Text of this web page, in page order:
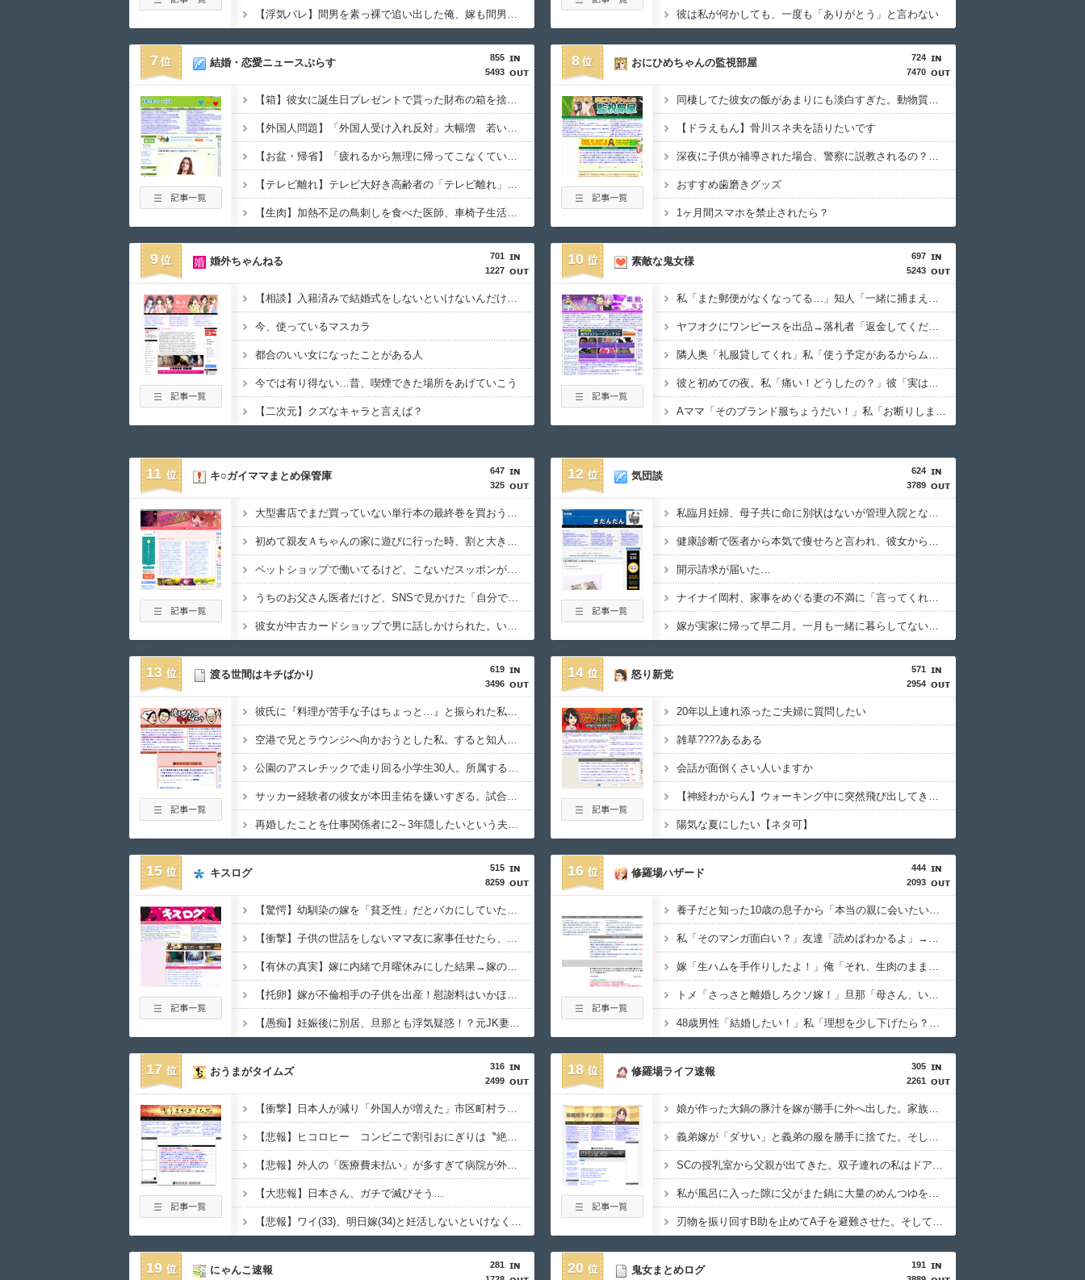
【浮気バレ】間男を素っ裸で追い出した俺、嫁も間男も大混乱→結果wwww 彼は私が何かしても、一度も「ありがとう」と言わない
7
855
5493
結婚・恋愛ニュースぷらす
【箱】彼女に誕生日プレゼントで貰った財布の箱を捨てたらブチギレられたんだが
【外国人問題】「外国人受け入れ反対」大幅増 若い世代で多く
【お盆・帰省】「疲れるから無理に帰ってこなくていい」迎える親のSNS本音に「寂しい」「親孝行だと思っていたのに」
【テレビ離れ】テレビ大好き高齢者の「テレビ離れ」も始まる 60代・70代も視聴者が減少
【生肉】加熱不足の鳥刺しを食べた医師、車椅子生活に… 「避けられたリスクだった」
8
724
7470
おにひめちゃんの監視部屋
同棲してた彼女の飯があまりにも淡白すぎた。動物質性のものが足りず、バリバリの体育会系の俺にはカローも足りない。仕方がないから自分で飯を作ると…
【ドラえもん】骨川スネ夫を語りたいです
深夜に子供が補導された場合、警察に説教されるの？その時は毅然とした態度で「保護者として必要な行動はとっていた」or「ご迷惑おかけてしてすみません」どちらが正
おすすめ歯磨きグッズ
1ヶ月間スマホを禁止されたら？
9
701
1227
婚外ちゃんねる
【相談】入籍済みで結婚式をしないといけないんだけどいつしようか、どこでしようか迷ってる。余裕もないし再婚なのでさっさと出産したいけど妊娠中は避けた方がいいよ
今、使っているマスカラ
都合のいい女になったことがある人
今では有り得ない…昔、喫煙できた場所をあげていこう
【二次元】クズなキャラと言えば？
10
697
5243
素敵な鬼女様
私「また郵便がなくなってる…」知人「一緒に捕まえよう」→おとりを仕掛けたら泥奥がまんまと引っかかり…
ヤフオクにワンピースを出品→落札者「返金してください！」私「えっ、どうして？」→相手がまさかのご近所さんだと判明した結果…
隣人奥「礼服貸してくれ」私「使う予定があるからムリです」→断った途端、とんでもない暴言を吐かれて…
彼と初めての夜。私「痛い！どうしたの？」彼「実は俺、不能なんだ…」→初めての夜に打ち明けられた理由が衝撃的で…
Aママ「そのブランド服ちょうだい！」私「お断りします」→母親に報告したら逆ギレされ、とんでもない要求をされて…
11
647
325
キ○ガイママまとめ保管庫
大型書店でまだ買っていない単行本の最終巻を買おうとしたら最新刊が売り場になかった。
初めて親友Ａちゃんの家に遊びに行った時、割と大き目な飾り棚にみっちり人形が飾られてた。
ペットショップで働いてるけど、こないだスッポンが入荷した。
うちのお父さん医者だけど、SNSで見かけた「自分で施術した部分しか見てない医師」そっくり。
彼女が中古カードショップで男に話しかけられた。いきなり彼女の持ち歩いてたカードを品定めしだしたらしく…
12
624
3789
気団談
私臨月妊婦、母子共に命に別状はないが管理入院となった時のこと
健康診断で医者から本気で痩せろと言われ、彼女からアドバイスを聞いてダイエット
開示請求が届いた…
ナイナイ岡村、家事をめぐる妻の不満に「言ってくれたら済む話やん」になるみ「バイトやったらクビやで」説教受け黙り込む
嫁が実家に帰って早二月。一月も一緒に暮らしてないまま別居生活
13
619
3496
渡る世間はキチばかり
彼氏に『料理が苦手な子はちょっと…』と振られた私。実は同じ理由で振られるのはこれで2人目で・・・
空港で兄とラウンジへ向かおうとした私。すると知人ママが『ファーストクラスのチケットと交換して！』と言い出して・・・
公園のアスレチックで走り回る小学生30人。所属するサッカークラブに苦情メールを送ったら・・・
サッカー経験者の彼女が本田圭佑を嫌いすぎる。試合を見ながら『子供達にも悪影響！』と俺に怒ってきて・・・
再婚したことを仕事関係者に2～3年隠したいという夫。理由を聞いたら『世間体が悪いから』と言われて・・・
14
571
2954
怒り新党
20年以上連れ添ったご夫婦に質問したい
雑草????あるある
会話が面倒くさい人いますか
【神経わからん】ウォーキング中に突然飛び出してきた犬に噛まれた。飼い主の家は留守だったので手紙を残したが5日経って漸く連絡してきた女性は延々身の上話をしてき
陽気な夏にしたい【ネタ可】
15
515
8259
キスログ
【驚愕】幼馴染の嫁を「貧乏性」だとバカにしていた結果ｗｗｗ 嫌われた理由がコレｗｗｗｗ
【衝撃】子供の世話をしないママ友に家事任せたら、実は○○だったｗｗｗｗｗ
【有休の真実】嫁に内緒で月曜休みにした結果→嫁の反応に萌え死んだｗｗｗｗ
【托卵】嫁が不倫相手の子供を出産！慰謝料はいかほど要求すべき？その後の衝撃の展開がコレｗｗｗｗ
【愚痴】妊娠後に別居、旦那とも浮気疑惑！？元JK妻が語るモヤモヤな結婚生活ｗｗｗｗ
16
444
2093
修羅場ハザード
養子だと知った10歳の息子から「本当の親に会いたい」と相談された。正直に答えたら夫婦関係が急変して…
私「そのマンガ面白い？」友達「読めばわかるよ」→感想を聞きたかっただけなのに話が噛み合わなくて…
嫁「生ハムを手作りしたよ！」俺「それ、生肉のままじゃないか！」→食べてしまった翌日にまさかの事態が…
トメ「さっさと離婚しろクソ嫁！」旦那「母さん、いい加減にしろ！」→思わぬ形で旦那が味方してくれて…
48歳男性「結婚したい！」私「理想を少し下げたら？」→女性への条件が厳しすぎて誰も相手にされず…
17
316
2499
おうまがタイムズ
【衝撃】日本人が減り「外国人が増えた」市区町村ランキング…TOP5がこちらｗｗｗｗｗｗ
【悲報】ヒコロヒー コンビニで割引おにぎりは〝絶対買わない〟理由で炎上ｗｗｗ
【悲報】外人の「医療費未払い」が多すぎて病院が外人の治療を断るようになってしまうｗｗｗ
【大悲報】日本さん、ガチで滅びそう…
【悲報】ワイ(33)、明日嫁(34)と妊活しないといけなくて辛い
18
305
2261
修羅場ライフ速報
娘が作った大鍋の豚汁を嫁が勝手に外へ出した。家族全員で何度注意しても、次の冬になるとまた…
義弟嫁が「ダサい」と義弟の服を勝手に捨てた。そして新しい服は義弟の小遣いで自分好みの品を買うべきだと主張して…
SCの授乳室から父親が出てきた。双子連れの私はドアを開けて授乳するしかないので男性がいるのは嫌だ。
私が風呂に入った隙に父がまた鍋に大量のめんつゆを入れた。煮込んだコンソメスープがかつおだしの匂いだけに…
刃物を振り回すB助を止めてA子を避難させた。そして迎えた週明け、「冷酷で野蛮な人とは付き合えません」と告白も出来ず振られて…
19
281
にゃんこ速報 20
191
鬼女まとめログ